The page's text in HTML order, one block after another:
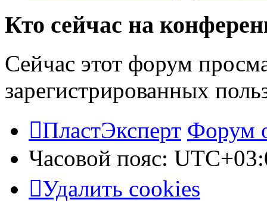
Кто сейчас на
Сейчас этот форум
зарегистрированных
ПластЭксперт Форум
Часовой пояс:
Удалить cookies